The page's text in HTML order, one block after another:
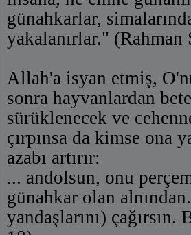
günahkarlar,
yakalanırlar." (Rahman
Allah'a isyan etmiş,
sonra hayvanlardan
sürüklenecek ve
çırpınsa da kimse ona
azabı artırır:
... andolsun, onu
günahkar olan
yandaşlarını)